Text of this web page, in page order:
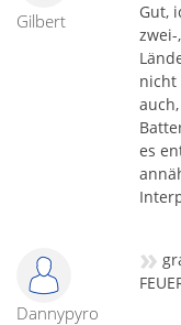
Gilbert
Gut,
nicht
es
Dannypyro
»